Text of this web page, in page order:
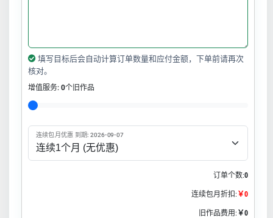
填写目标后会自动计算订单数量和应付金额，下单前请再次
核对。
增值服务: 0个旧作品
连续包月优惠 到期: 2026-09-07
订单个数:0
连续包月折扣: ￥0
旧作品费用: ￥0